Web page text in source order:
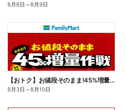
8月8日 ～8月9日
【おトク】お値段そのまま!45%増量作戦!
8月3日 ～8月10日